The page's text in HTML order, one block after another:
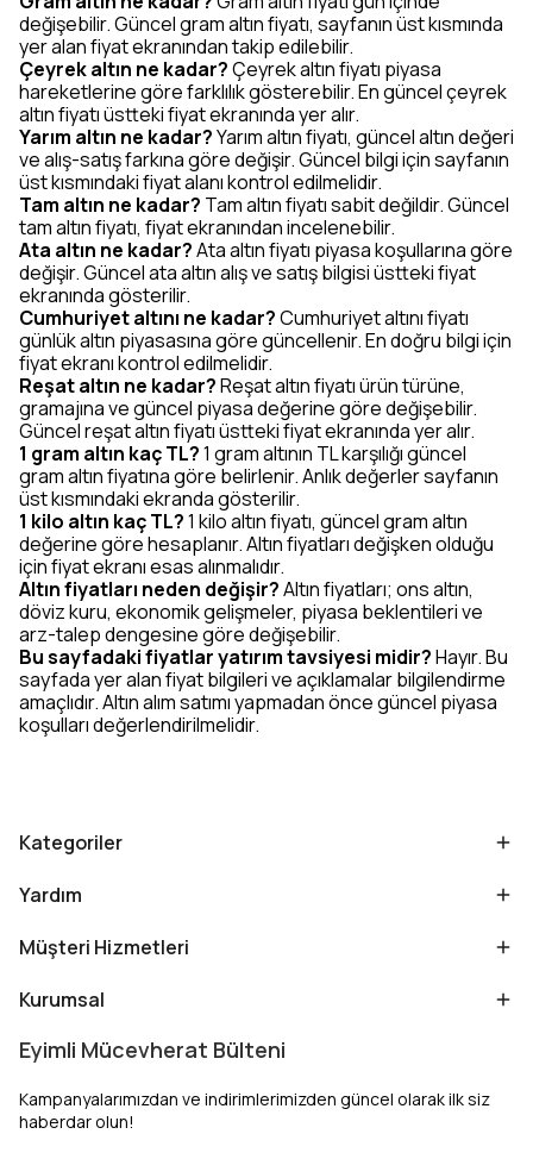
değişebilir. Güncel gram altın fiyatı, sayfanın üst kısmında
yer alan fiyat ekranından takip edilebilir.
Çeyrek altın ne kadar?Çeyrek altın fiyatı piyasa
hareketlerine göre farklılık gösterebilir. En güncel çeyrek
altın fiyatı üstteki fiyat ekranında yer alır.
Yarım altın ne kadar?Yarım altın fiyatı, güncel altın değeri
ve alış-satış farkına göre değişir. Güncel bilgi için sayfanın
üst kısmındaki fiyat alanı kontrol edilmelidir.
Tam altın ne kadar? Tam altın fiyatı sabit değildir. Güncel
tam altın fiyatı, fiyat ekranından incelenebilir.
Ata altın ne kadar?Ata altın fiyatı piyasa koşullarına göre
değişir. Güncel ata altın alış ve satış bilgisi üstteki fiyat
ekranında gösterilir.
Cumhuriyet altını ne kadar?Cumhuriyet altını fiyatı
günlük altın piyasasına göre güncellenir. En doğru bilgi için
fiyat ekranı kontrol edilmelidir.
Reşat altın ne kadar?Reşat altın fiyatı ürün türüne,
gramajına ve güncel piyasa değerine göre değişebilir.
Güncel reşat altın fiyatı üstteki fiyat ekranında yer alır.
1 gram altın kaç TL?1 gram altının TL karşılığı güncel
gram altın fiyatına göre belirlenir. Anlık değerler sayfanın
üst kısmındaki ekranda gösterilir.
1 kilo altın kaç TL?1 kilo altın fiyatı, güncel gram altın
değerine göre hesaplanır. Altın fiyatları değişken olduğu
için fiyat ekranı esas alınmalıdır.
Altın fiyatları neden değişir?Altın fiyatları; ons altın,
döviz kuru, ekonomik gelişmeler, piyasa beklentileri ve
arz-talep dengesine göre değişebilir.
Bu sayfadaki fiyatlar yatırım tavsiyesi midir?Hayır. Bu
sayfada yer alan fiyat bilgileri ve açıklamalar bilgilendirme
amaçlıdır. Altın alım satımı yapmadan önce güncel piyasa
koşulları değerlendirilmelidir.
Kategoriler
Yardım
Müşteri Hizmetleri
Kurumsal
Eyimli Mücevherat Bülteni
Kampanyalarımızdan ve indirimlerimizden güncel olarak ilk siz
haberdar olun!